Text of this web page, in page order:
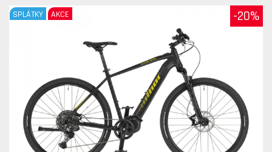
-20%
SPLÁTKY AKCE